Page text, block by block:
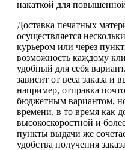
накаткой для
Доставка печатных
осуществляется
курьером или через
возможность каждому
удобный для себя
зависит от веса заказа и
например, отправка
бюджетным вариантом,
времени, в то время как
высокоскоростной и
пункты выдачи же
удобства получения